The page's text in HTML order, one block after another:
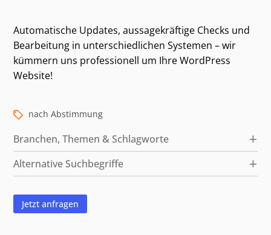
Automatische Updates, aussagekräftige Checks und
Bearbeitung in unterschiedlichen Systemen – wir
kümmern uns professionell um Ihre WordPress
Website!
nach Abstimmung
Kategorien und alternative Suchbegriffe
Branchen, Themen & Schlagworte
Alternative Suchbegriffe
Jetzt anfragen